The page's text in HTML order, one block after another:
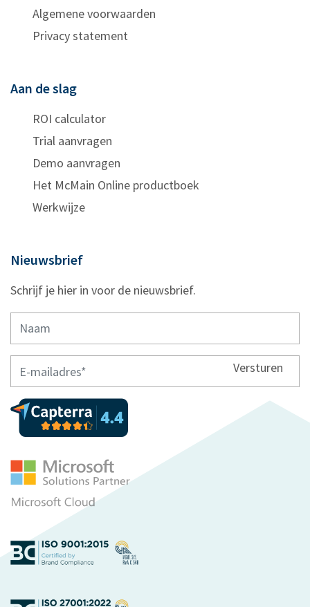
Algemene voorwaarden
Privacy statement
Aan de slag
ROI calculator
Trial aanvragen
Demo aanvragen
Het McMain Online productboek
Werkwijze
Nieuwsbrief
Schrijf je hier in voor de nieuwsbrief.
Versturen